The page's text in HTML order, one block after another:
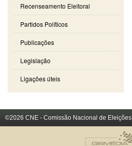
Recenseamento Eleitoral
Partidos Políticos
Publicações
Legislação
Ligações úteis
©2026 CNE - Comissão Nacional de Eleições